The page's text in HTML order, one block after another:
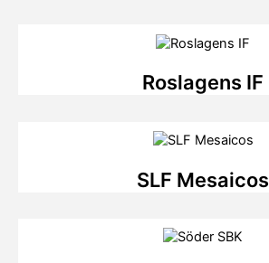
Roslagens IF
SLF Mesaicos